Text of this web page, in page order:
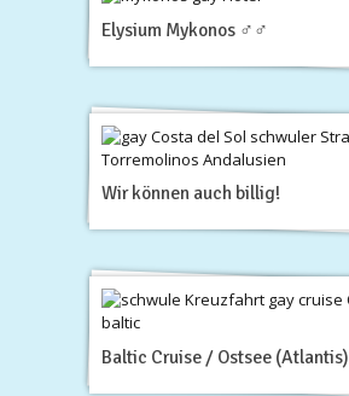
Elysium Mykonos ♂♂
Wir können auch billig!
Baltic Cruise / Ostsee (Atlantis)